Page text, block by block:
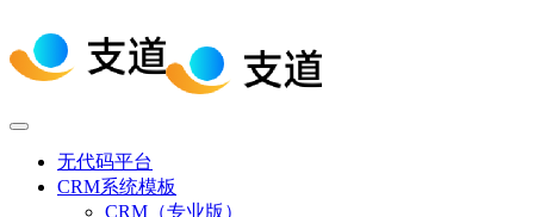
无代码平台
CRM系统模板
CRM（专业版）